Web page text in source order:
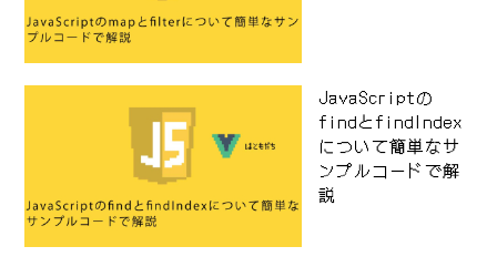
JavaScriptの
findとfindIndex
について簡単なサ
ンプルコードで解
説